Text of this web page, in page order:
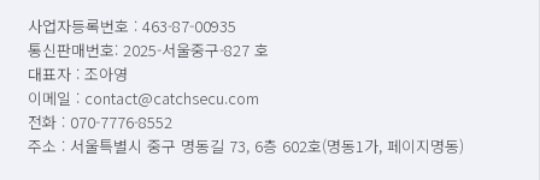
사업자등록번호 : 463-87-00935
통신판매번호: 2025-서울중구-827 호
대표자 : 조아영
이메일 : contact@catchsecu.com
전화 : 070-7776-8552
주소 : 서울특별시 중구 명동길 73, 6층 602호(명동1가, 페이지명동)